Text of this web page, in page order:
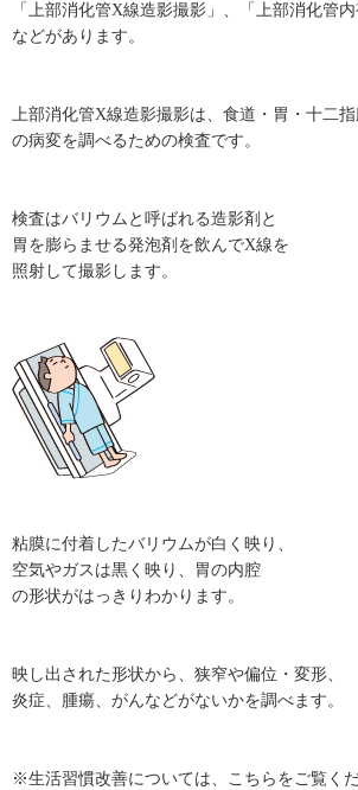
「上部消化管X線造影撮影」、「上部消化管内
などがあります。
上部消化管X線造影撮影は、食道・胃・十二
の病変を調べるための検査です。
検査はバリウムと呼ばれる造影剤と
胃を膨らませる発泡剤を飲んでX線を
照射して撮影します。
粘膜に付着したバリウムが白く映り、
空気やガスは黒く映り、胃の内腔
の形状がはっきりわかります。
映し出された形状から、狭窄や偏位・変形、
炎症、腫瘍、がんなどがないかを調べます。
※生活習慣改善については、こちらをご覧くだ